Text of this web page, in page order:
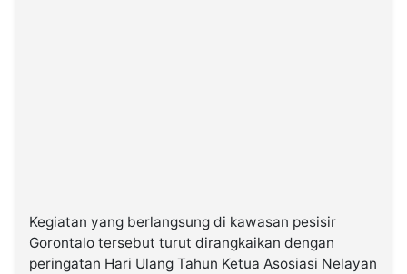
Kegiatan yang berlangsung di kawasan pesisir
Gorontalo tersebut turut dirangkaikan dengan
peringatan Hari Ulang Tahun Ketua Asosiasi Nelayan